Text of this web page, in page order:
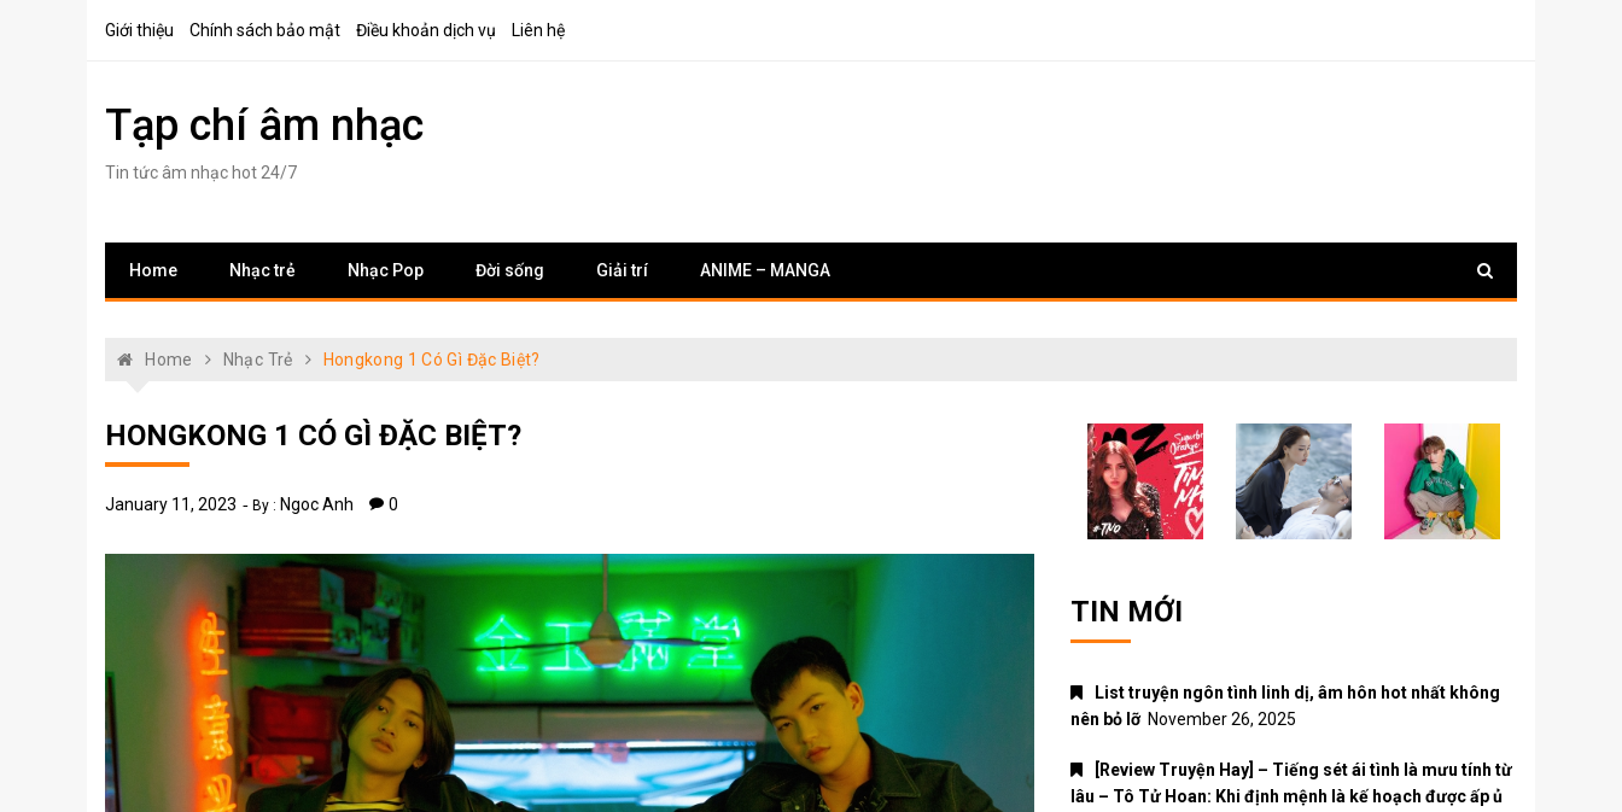
Giới thiệu Chính sách bảo mật Điều khoản dịch vụ Liên hệ
Tạp chí âm nhạc
Tin tức âm nhạc hot 24/7
Home Nhạc trẻ Nhạc Pop Đời sống Giải trí ANIME – MANGA
Home Nhạc Trẻ Hongkong 1 Có Gì Đặc Biệt?
HONGKONG 1 CÓ GÌ ĐẶC BIỆT?
January 11, 2023 By : Ngoc Anh 0
TIN MỚI
List truyện ngôn tình linh dị, âm hôn hot nhất không
nên bỏ lỡ November 26, 2025
[Review Truyện Hay] – Tiếng sét ái tình là mưu tính từ
lâu – Tô Tử Hoan: Khi định mệnh là kế hoạch được ấp ủ